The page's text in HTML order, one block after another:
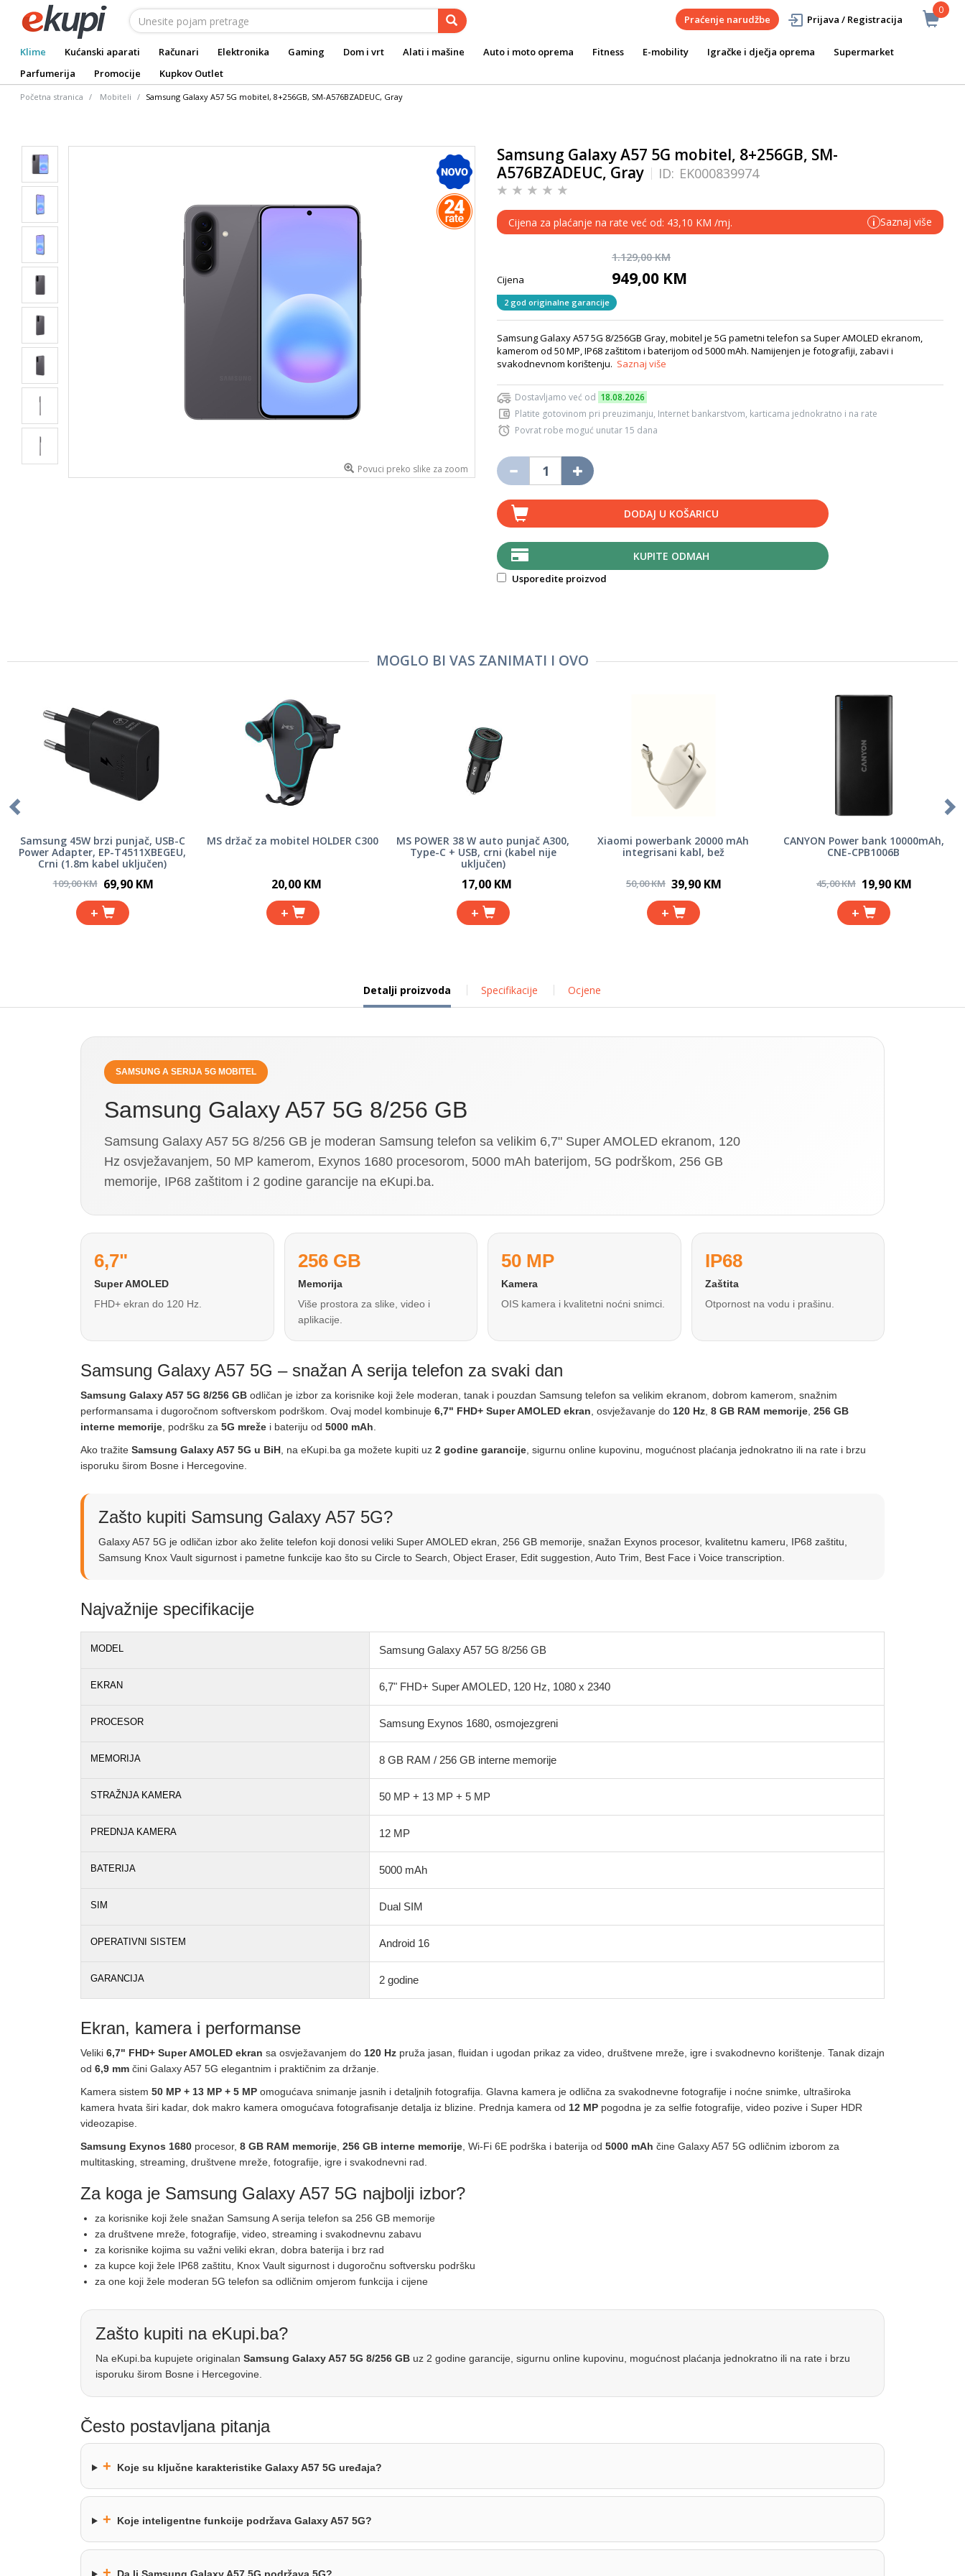
0
Praćenje narudžbe Prijava / Registracija
Klime Kućanski aparati Računari Elektronika Gaming Dom i vrt Alati i mašine Auto i moto oprema Fitness E-mobility Igračke i dječja oprema
Supermarket
Parfumerija
Promocije Kupkov Outlet
Početna stranica Mobiteli Samsung Galaxy A57 5G mobitel, 8+256GB, SM-A576BZADEUC, Gray
Povuci preko slike za zoom
Samsung Galaxy A57 5G mobitel, 8+256GB, SM-
A576BZADEUC, Gray
ID: EK000839974
Cijena za plaćanje na rate već od: 43,10 KM /mj. i Saznaj više
1.129,00 KM
Cijena 949,00 KM
2 god originalne garancije
Samsung Galaxy A57 5G 8/256GB Gray, mobitel je 5G pametni telefon sa Super AMOLED ekranom,
kamerom od 50 MP, IP68 zaštitom i baterijom od 5000 mAh. Namijenjen je fotografiji, zabavi i
svakodnevnom korištenju. Saznaj više
Dostavljamo već od 18.08.2026
Platite gotovinom pri preuzimanju, Internet bankarstvom, karticama jednokratno i na rate
Povrat robe moguć unutar 15 dana
DODAJ U KOŠARICU
KUPITE ODMAH
Usporedite proizvod
MOGLO BI VAS ZANIMATI I OVO
Samsung 45W brzi punjač, USB-C
Power Adapter, EP-T4511XBEGEU,
Crni (1.8m kabel uključen)
109,00 KM 69,90 KM
+
MS držač za mobitel HOLDER C300
20,00 KM
+
MS POWER 38 W auto punjač A300,
Type-C + USB, crni (kabel nije
uključen)
17,00 KM
+
Xiaomi powerbank 20000 mAh
integrisani kabl, bež
50,00 KM 39,90 KM
+
CANYON Power bank 10000mAh,
CNE-CPB1006B
45,00 KM 19,90 KM
+
Detalji proizvoda Specifikacije Ocjene
SAMSUNG A SERIJA 5G MOBITEL
Samsung Galaxy A57 5G 8/256 GB
Samsung Galaxy A57 5G 8/256 GB je moderan Samsung telefon sa velikim 6,7" Super AMOLED ekranom, 120
Hz osvježavanjem, 50 MP kamerom, Exynos 1680 procesorom, 5000 mAh baterijom, 5G podrškom, 256 GB
memorije, IP68 zaštitom i 2 godine garancije na eKupi.ba.
6,7"
Super AMOLED
FHD+ ekran do 120 Hz.
256 GB
Memorija
Više prostora za slike, video i
aplikacije.
50 MP
Kamera
OIS kamera i kvalitetni noćni snimci.
IP68
Zaštita
Otpornost na vodu i prašinu.
Samsung Galaxy A57 5G – snažan A serija telefon za svaki dan
Samsung Galaxy A57 5G 8/256 GB odličan je izbor za korisnike koji žele moderan, tanak i pouzdan Samsung telefon sa velikim ekranom, dobrom kamerom, snažnim
performansama i dugoročnom softverskom podrškom. Ovaj model kombinuje 6,7" FHD+ Super AMOLED ekran , osvježavanje do 120 Hz 8 GB RAM memorije 256 GB
interne memorije , podršku za 5G mreže i bateriju od 5000 mAh
Ako tražite Samsung Galaxy A57 5G u BiH , na eKupi.ba ga možete kupiti uz 2 godine garancije , sigurnu online kupovinu, mogućnost plaćanja jednokratno ili na rate i brzu
isporuku širom Bosne i Hercegovine.
Zašto kupiti Samsung Galaxy A57 5G?
Galaxy A57 5G je odličan izbor ako želite telefon koji donosi veliki Super AMOLED ekran, 256 GB memorije, snažan Exynos procesor, kvalitetnu kameru, IP68 zaštitu,
Samsung Knox Vault sigurnost i pametne funkcije kao što su Circle to Search, Object Eraser, Edit suggestion, Auto Trim, Best Face i Voice transcription.
Najvažnije specifikacije
MODEL Samsung Galaxy A57 5G 8/256 GB
EKRAN 6,7" FHD+ Super AMOLED, 120 Hz, 1080 x 2340
PROCESOR Samsung Exynos 1680, osmojezgreni
MEMORIJA 8 GB RAM / 256 GB interne memorije
STRAŽNJA KAMERA 50 MP + 13 MP + 5 MP
PREDNJA KAMERA 12 MP
BATERIJA 5000 mAh
SIM Dual SIM
OPERATIVNI SISTEM Android 16
GARANCIJA 2 godine
Ekran, kamera i performanse
Veliki 6,7" FHD+ Super AMOLED ekran sa osvježavanjem do 120 Hz pruža jasan, fluidan i ugodan prikaz za video, društvene mreže, igre i svakodnevno korištenje. Tanak dizajn
od 6,9 mm čini Galaxy A57 5G elegantnim i praktičnim za držanje.
Kamera sistem 50 MP + 13 MP + 5 MP omogućava snimanje jasnih i detaljnih fotografija. Glavna kamera je odlična za svakodnevne fotografije i noćne snimke, ultraširoka
kamera hvata širi kadar, dok makro kamera omogućava fotografisanje detalja iz blizine. Prednja kamera od 12 MP pogodna je za selfie fotografije, video pozive i Super HDR
videozapise.
Samsung Exynos 1680 procesor, 8 GB RAM memorije 256 GB interne memorije , Wi-Fi 6E podrška i baterija od 5000 mAh čine Galaxy A57 5G odličnim izborom za
multitasking, streaming, društvene mreže, fotografije, igre i svakodnevni rad.
Za koga je Samsung Galaxy A57 5G najbolji izbor?
za korisnike koji žele snažan Samsung A serija telefon sa 256 GB memorije
za društvene mreže, fotografije, video, streaming i svakodnevnu zabavu
za korisnike kojima su važni veliki ekran, dobra baterija i brz rad
za kupce koji žele IP68 zaštitu, Knox Vault sigurnost i dugoročnu softversku podršku
za one koji žele moderan 5G telefon sa odličnim omjerom funkcija i cijene
Zašto kupiti na eKupi.ba?
Na eKupi.ba kupujete originalan Samsung Galaxy A57 5G 8/256 GB uz 2 godine garancije, sigurnu online kupovinu, mogućnost plaćanja jednokratno ili na rate i brzu
isporuku širom Bosne i Hercegovine.
Često postavljana pitanja
+ Koje su ključne karakteristike Galaxy A57 5G uređaja?
+ Koje inteligentne funkcije podržava Galaxy A57 5G?
+